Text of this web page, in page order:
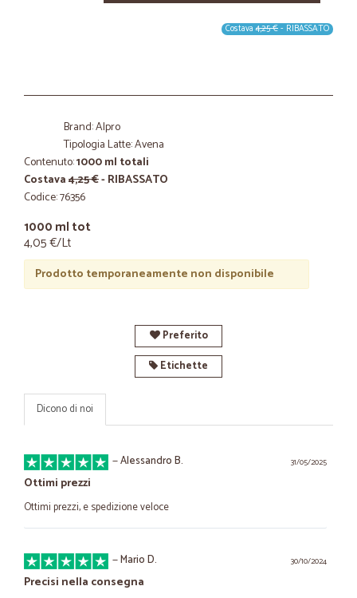
Costava4,25 €- RIBASSATO
Brand: Alpro
Tipologia Latte: Avena
Contenuto:1000 ml totali
Costava4,25 €- RIBASSATO
Codice: 76356
1000 ml tot
4,05 €/Lt
Prodotto temporaneamente non disponibile
Preferito
Etichette
Dicono di noi
31/05/2025
—Alessandro B.
Ottimi prezzi
Ottimi prezzi, e spedizione veloce
30/10/2024
—Mario D.
Precisi nella consegna